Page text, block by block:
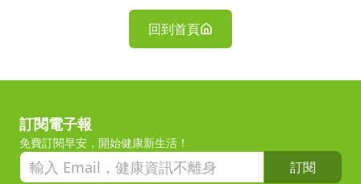
回到首頁
訂閱電子報
免費訂閱早安，開始健康新生活！
訂閱